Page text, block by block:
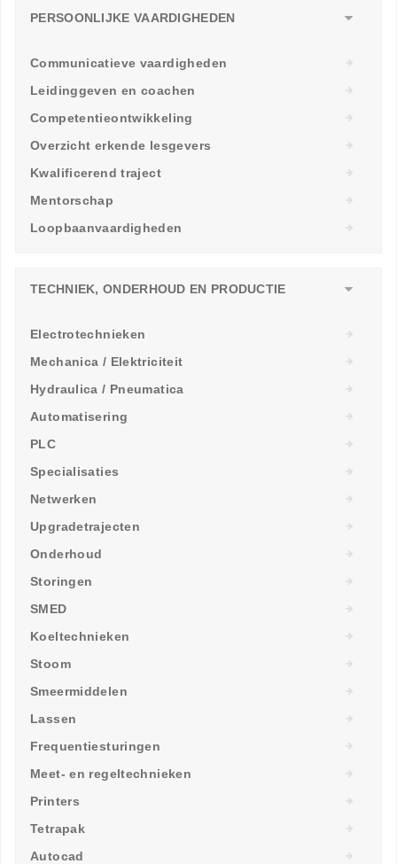
PERSOONLIJKE VAARDIGHEDEN
Communicatieve vaardigheden
Leidinggeven en coachen
Competentieontwikkeling
Overzicht erkende lesgevers
Kwalificerend traject
Mentorschap
Loopbaanvaardigheden
TECHNIEK, ONDERHOUD EN PRODUCTIE
Electrotechnieken
Mechanica / Elektriciteit
Hydraulica / Pneumatica
Automatisering
PLC
Specialisaties
Netwerken
Upgradetrajecten
Onderhoud
Storingen
SMED
Koeltechnieken
Stoom
Smeermiddelen
Lassen
Frequentiesturingen
Meet- en regeltechnieken
Printers
Tetrapak
Autocad